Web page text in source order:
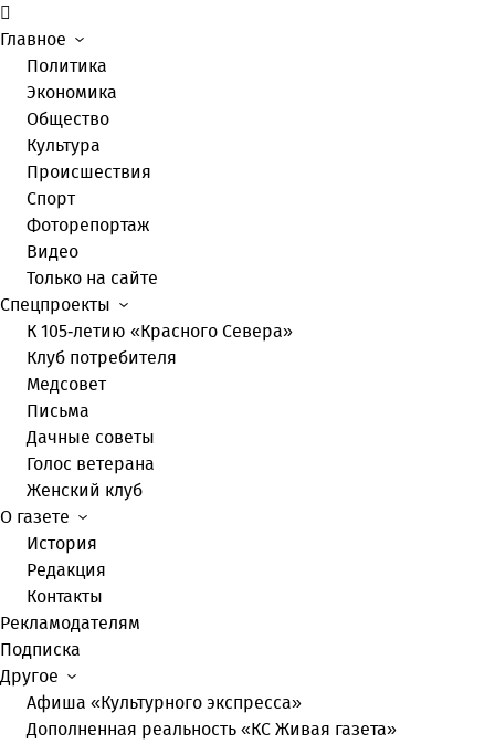
Главное
Политика
Экономика
Общество
Культура
Происшествия
Спорт
Фоторепортаж
Видео
Только на сайте
Спецпроекты
К 105-летию «Красного Севера»
Клуб потребителя
Медсовет
Письма
Дачные советы
Голос ветерана
Женский клуб
О газете
История
Редакция
Контакты
Рекламодателям
Подписка
Другое
Афиша «Культурного экспресса»
Дополненная реальность «КС Живая газета»